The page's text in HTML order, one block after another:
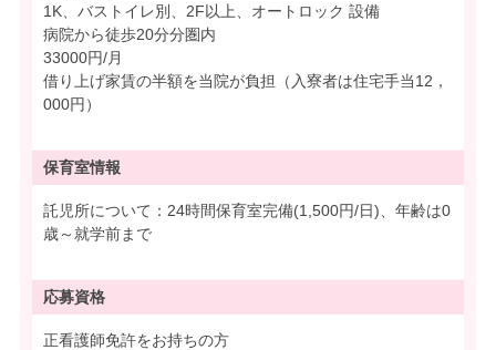
1K、バストイレ別、2F以上、オートロック 設備
病院から徒歩20分分圏内
33000円/月
借り上げ家賃の半額を当院が負担（入寮者は住宅手当12，
000円）
保育室情報
託児所について：24時間保育室完備(1,500円/日)、年齢は0
歳～就学前まで
応募資格
正看護師免許をお持ちの方